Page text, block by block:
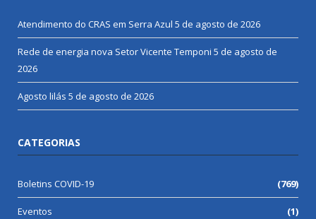
Atendimento do CRAS em Serra Azul 5 de agosto de 2026
Rede de energia nova Setor Vicente Temponi 5 de agosto de
2026
Agosto lilás 5 de agosto de 2026
CATEGORIAS
Boletins COVID-19 (769)
Eventos (1)